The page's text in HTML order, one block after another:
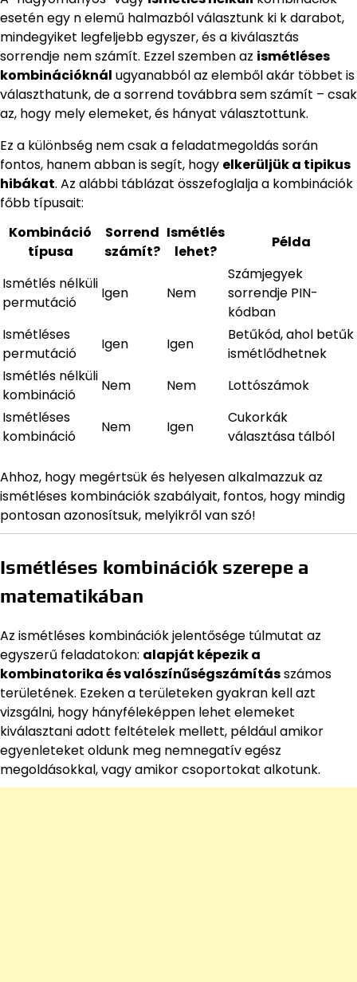
esetén egy n elemű halmazból választunk ki k darabot,
mindegyiket legfeljebb egyszer, és a kiválasztás
sorrendje nem számít. Ezzel szemben az ismétléses
kombinációknál ugyanabból az elemből akár többet is
választhatunk, de a sorrend továbbra sem számít – csak
az, hogy mely elemeket, és hányat választottunk.
Ez a különbség nem csak a feladatmegoldás során
fontos, hanem abban is segít, hogy elkerüljük a tipikus
hibákat. Az alábbi táblázat összefoglalja a kombinációk
főbb típusait:
Kombináció
típusa
Sorrend
számít?
Ismétlés
lehet?
Példa
Ismétlés nélküli
permutáció
Igen Nem
Számjegyek
sorrendje PIN-
kódban
Ismétléses
permutáció
Igen Igen
Betűkód, ahol betűk
ismétlődhetnek
Ismétlés nélküli
kombináció
Nem Nem
Lottószámok
Ismétléses
kombináció
Nem Igen
Cukorkák
választása tálból
Ahhoz, hogy megértsük és helyesen alkalmazzuk az
ismétléses kombinációk szabályait, fontos, hogy mindig
pontosan azonosítsuk, melyikről van szó!
Ismétléses kombinációk szerepe a
matematikában
Az ismétléses kombinációk jelentősége túlmutat az
egyszerű feladatokon: alapját képezik a
kombinatorika és valószínűségszámításszámos
területének. Ezeken a területeken gyakran kell azt
vizsgálni, hogy hányféleképpen lehet elemeket
kiválasztani adott feltételek mellett, például amikor
egyenleteket oldunk meg nemnegatív egész
megoldásokkal, vagy amikor csoportokat alkotunk.